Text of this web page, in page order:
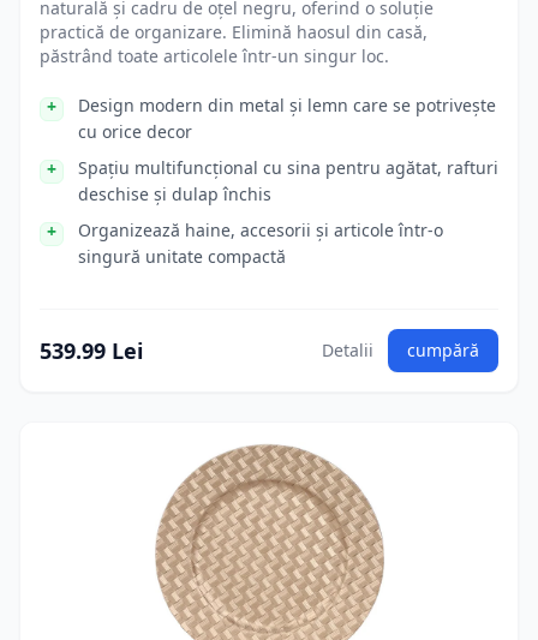
naturală și cadru de oțel negru, oferind o soluție
practică de organizare. Elimină haosul din casă,
păstrând toate articolele într-un singur loc.
Design modern din metal și lemn care se potrivește
cu orice decor
Spațiu multifuncțional cu sina pentru agătat, rafturi
deschise și dulap închis
Organizează haine, accesorii și articole într-o
singură unitate compactă
539.99 Lei Detalii cumpără